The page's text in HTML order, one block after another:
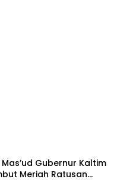
Gubernur Kaltim
Meriah Ratusan